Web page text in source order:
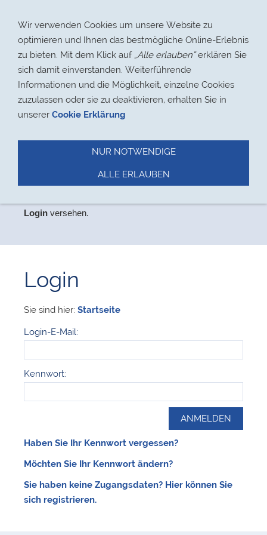
> 17.08.2021
Datenschutz
Login versehen.
Login
Sie sind hier: Startseite
Login-E-Mail:
Kennwort:
Haben Sie Ihr Kennwort vergessen?
Möchten Sie Ihr Kennwort ändern?
Sie haben keine Zugangsdaten? Hier können Sie
sich registrieren.
Wir verwenden Cookies um unsere Website zu
optimieren und Ihnen das bestmögliche Online-Erlebnis
zu bieten. Mit dem Klick auf „Alle erlauben“erklären Sie
sich damit einverstanden. Weiterführende
Informationen und die Möglichkeit, einzelne Cookies
zuzulassen oder sie zu deaktivieren, erhalten Sie in
unserer Cookie Erklärung
NUR NOTWENDIGE
ALLE ERLAUBEN